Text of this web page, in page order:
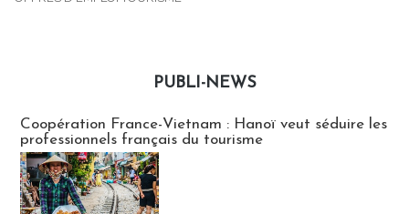
PUBLI-NEWS
Coopération France-Vietnam : Hanoï veut séduire les
professionnels français du tourisme